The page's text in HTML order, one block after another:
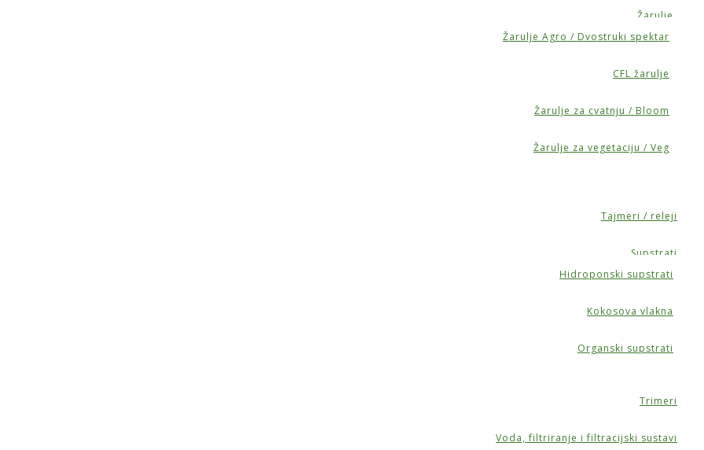
Žarulje
Žarulje Agro / Dvostruki spektar
CFL žarulje
Žarulje za cvatnju / Bloom
Žarulje za vegetaciju / Veg
Tajmeri / releji
Supstrati
Hidroponski supstrati
Kokosova vlakna
Organski supstrati
Trimeri
Voda, filtriranje i filtracijski sustavi